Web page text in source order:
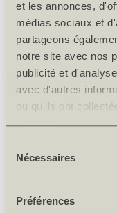
et les annonces,
médias sociaux et
partageons
notre site avec nos
publicité et
avec d'autres
ou qu'ils ont
services.
Nécessaires
Préférences